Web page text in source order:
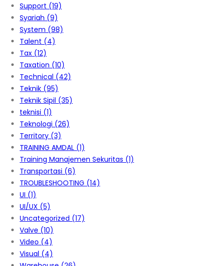
Support (19)
Syariah (9)
System (98)
Talent (4)
Tax (12)
Taxation (10)
Technical (42)
Teknik (95)
Teknik Sipil (35)
teknisi (1)
Teknologi (26)
Territory (3)
TRAINING AMDAL (1)
Training Manajemen Sekuritas (1)
Transportasi (6)
TROUBLESHOOTING (14)
UI (1)
UI/UX (5)
Uncategorized (17)
Valve (10)
Video (4)
Visual (4)